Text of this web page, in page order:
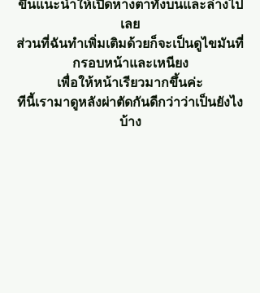
ขึ้นแนะนำให้เปิดหางตาทั้งบนและล่างไป
เลย
ส่วนที่ฉันทำเพิ่มเติมด้วยก็จะเป็นดูไขมันที่
กรอบหน้าและเหนียง
เพื่อให้หน้าเรียวมากขึ้นค่ะ
ทีนี้เรามาดูหลังผ่าตัดกันดีกว่าว่าเป็นยังไง
บ้าง